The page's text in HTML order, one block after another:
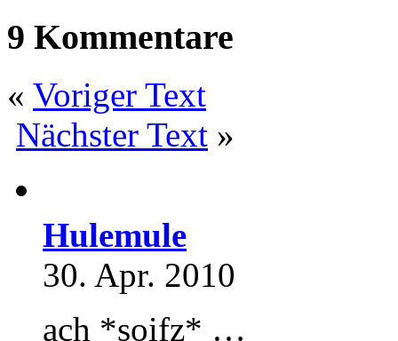
9 Kommentare
« Voriger Text
Nächster Text »
Hulemule
30. Apr. 2010
ach *soifz* …